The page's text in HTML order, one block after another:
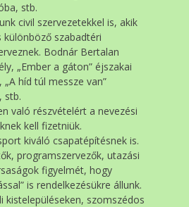
stb.
civil szervezetekkel is, akik
különböző szabadtéri
Bodnár Bertalan
„Ember a gáton” éjszakai
híd túl messze van”
stb.
való részvételért a nevezési
kell fizetniük.
kiváló csapatépítésnek is.
programszervezők, utazási
figyelmét, hogy
is rendelkezésükre állunk.
kistelepüléseken, szomszédos